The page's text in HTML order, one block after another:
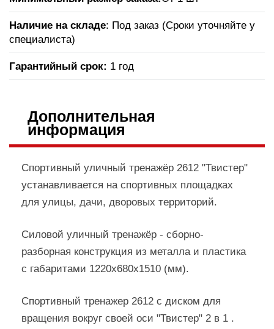
Наличие на складе: Под заказ (Сроки уточняйте у
специалиста)
Гарантийный срок: 1 год
Дополнительная
информация
Спортивный уличный тренажёр 2612 "Твистер"
устанавливается на спортивных площадках
для улицы, дачи, дворовых территорий.
Силовой уличный тренажёр - сборно-
разборная конструкция из металла и пластика
с габаритами 1220х680х1510 (мм).
Спортивный тренажер 2612 с диском для
вращения вокруг своей оси "Твистер" 2 в 1 .